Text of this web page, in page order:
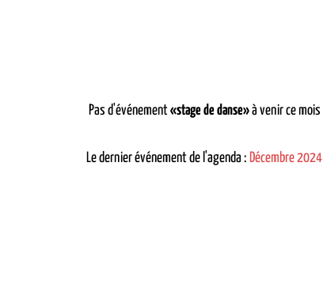
Pas d'événement«stage de danse»à venir ce mois
Le dernier événement de l'agenda : Décembre 2024